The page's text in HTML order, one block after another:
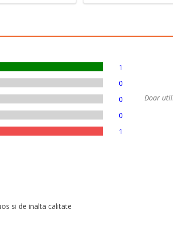
1
0
0
0
1
Doar
si de inalta calitate